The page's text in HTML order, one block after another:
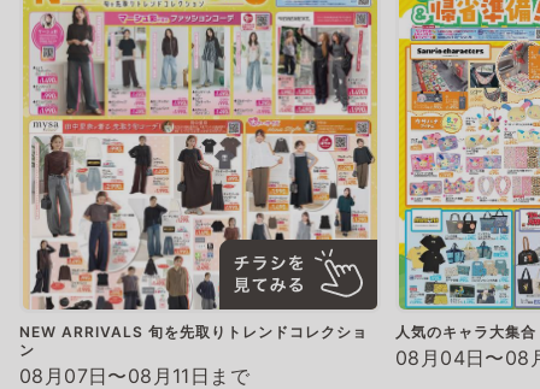
NEW ARRIVALS 旬を先取りトレンドコレクショ
ン
08月07日〜08月11日まで
人気のキャラ大集
08月04日〜08